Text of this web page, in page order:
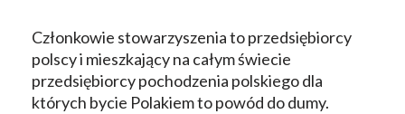
Członkowie stowarzyszenia to przedsiębiorcy
polscy i mieszkający na całym świecie
przedsiębiorcy pochodzenia polskiego dla
których bycie Polakiem to powód do dumy.